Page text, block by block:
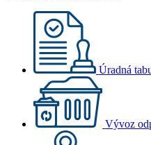
Úradná
Vývoz